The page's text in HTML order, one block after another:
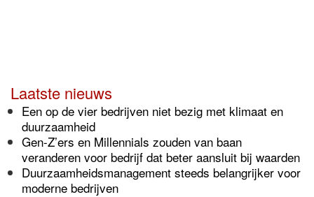
Laatste nieuws
Een op de vier bedrijven niet bezig met klimaat en
duurzaamheid
Gen-Z’ers en Millennials zouden van baan
veranderen voor bedrijf dat beter aansluit bij waarden
Duurzaamheidsmanagement steeds belangrijker voor
moderne bedrijven